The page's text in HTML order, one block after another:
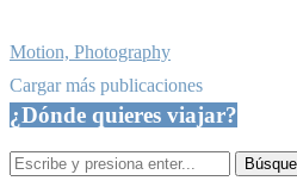
Motion, Photography
Cargar más publicaciones
¿Dónde quieres viajar?